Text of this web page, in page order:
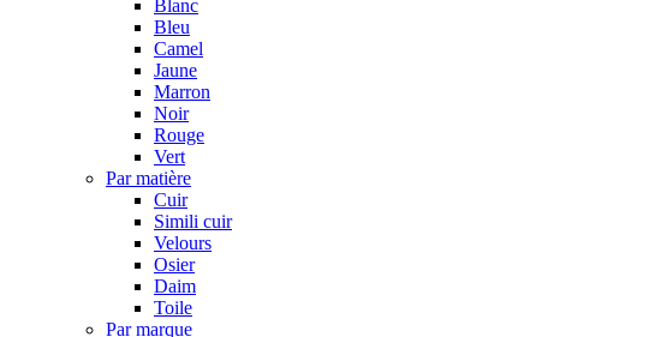
Blanc
Bleu
Camel
Jaune
Marron
Noir
Rouge
Vert
Par matière
Cuir
Simili cuir
Velours
Osier
Daim
Toile
Par marque